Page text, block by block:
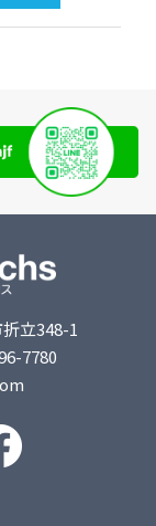
立348-1
7780